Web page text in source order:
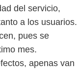
del servicio,
a los usuarios.
pues se
mes.
apenas van